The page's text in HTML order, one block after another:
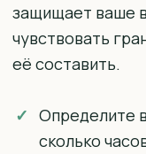
защищает ваше
чувствовать
её составить.
Определите
сколько